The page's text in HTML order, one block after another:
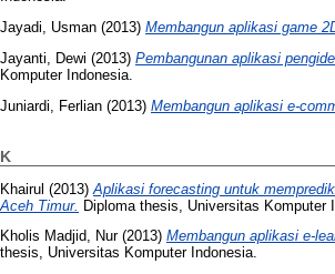
Jayadi, Usman (2013) Membangun aplikasi game
Jayanti, Dewi (2013) Pembangunan aplikasi
Komputer Indonesia.
Juniardi, Ferlian (2013) Membangun aplikasi e-
K
Khairul (2013) Aplikasi forecasting untuk
Aceh Timur. Diploma thesis, Universitas Komputer
Kholis Madjid, Nur(2013) Membangun aplikasi e-
thesis, Universitas Komputer Indonesia.